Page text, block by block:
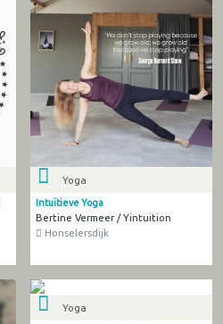
Yoga
Intuïtieve Yoga
Bertine Vermeer / Yintuition
Honselersdijk
Yoga